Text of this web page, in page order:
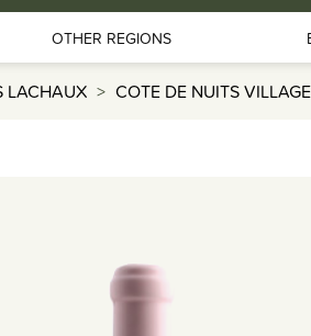
OTHER REGIONS
LACHAUX COTE DE NUITS